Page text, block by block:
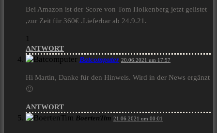
Bei Amazon ist der Score von Tom Holkenberg jetzt gelistet
,zur Zeit für 360€ .Lieferbar ab 24.9.21.
1
ANTWORT
Batcomputer 20.06.2021 um 17:57
Hi Martin, Danke für den Hinweis. Wird in der News ergänzt
🙂
ANTWORT
BoertenTim 21.06.2021 um 00:01